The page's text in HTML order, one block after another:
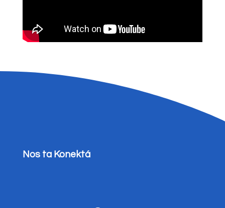
Nos ta Konektá